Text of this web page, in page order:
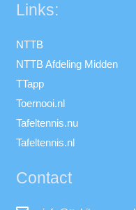
Links:
NTTB
NTTB Afdeling Midden
TTapp
Toernooi.nl
Tafeltennis.nu
Tafeltennis.nl
Contact